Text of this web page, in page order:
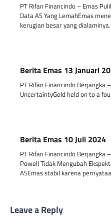
PT Rifan Financindo – Emas
Data AS Yang LemahEmas
kerugian besar yang
Berita Emas 13 Januari
PT Rifan Financindo Berjangka
UncertaintyGold held on to a
Berita Emas 10 Juli 2024
PT Rifan Financindo Berjangka
Powell Tidak Mengubah
ASEmas stabil karena
Leave a Reply